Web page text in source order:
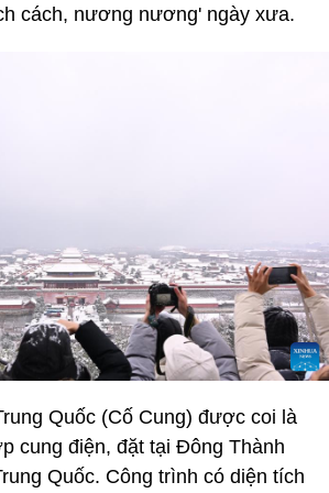
cách, nương nương' ngày xưa.
Quốc (Cố Cung) được coi là
cung điện, đặt tại Đông Thành
Quốc. Công trình có diện tích